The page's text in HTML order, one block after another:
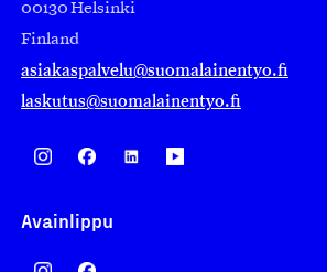
00130 Helsinki
Finland
asiakaspalvelu@suomalainentyo.fi
laskutus@suomalainentyo.fi
Avainlippu